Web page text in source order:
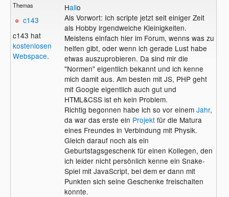
Themas
c143
c143 hat
kostenlosen
Webspace.
Hallo
Als Vorwort: Ich scripte jetzt seit einiger Zeit
als Hobby irgendwelche Kleinigkeiten.
Meistens einfach hier im Forum, wenns was zu
helfen gibt, oder wenn ich gerade Lust habe
etwas auszuprobieren. Da sind mir die
"Normen" eigentlich bekannt und ich kenne
mich damit aus. Am besten mit JS, PHP geht
mit Google eigentlich auch gut und
HTML&CSS ist eh kein Problem.
Richtig begonnen habe ich so vor einem Jahr,
da war das erste ein Projektfür die Matura
eines Freundes in Verbindung mit Physik.
Gleich darauf noch als ein
Geburtstagsgeschenk für einen Kollegen, den
ich leider nicht persönlich kenne ein Snake-
Spiel mit JavaScript, bei dem er dann mit
Punkten sich seine Geschenke freischalten
konnte.